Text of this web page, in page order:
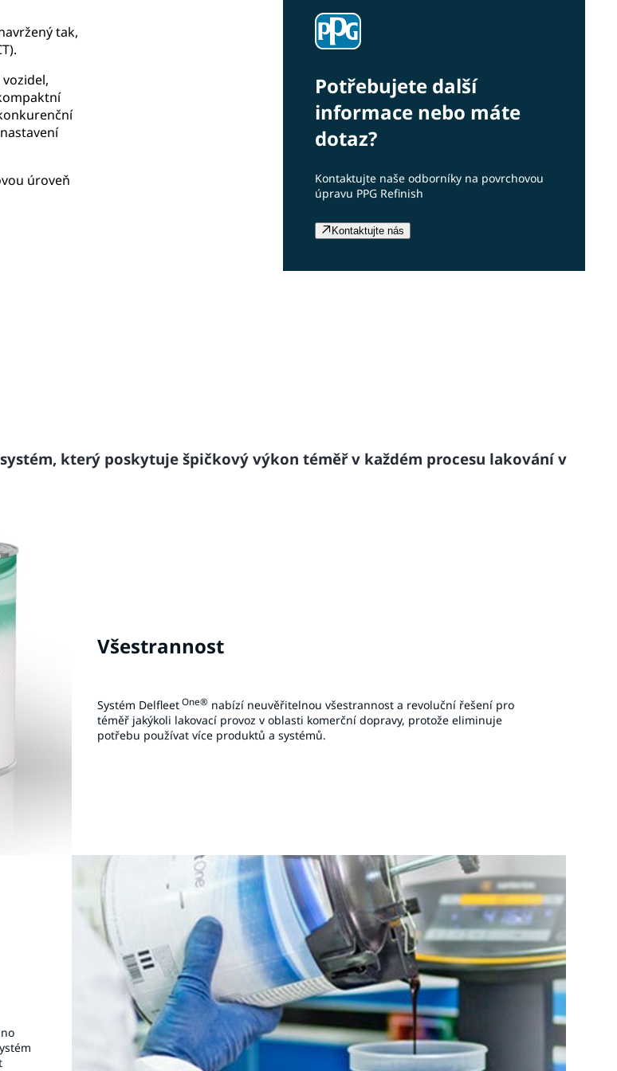
tak,
úroveň
Potřebujete další
informace nebo máte
dotaz?
Kontaktujte naše odborníky na povrchovou
úpravu PPG Refinish
Kontaktujte nás
který poskytuje špičkový výkon téměř v každém procesu lakování v
Všestrannost
Systém Delfleet One® nabízí neuvěřitelnou všestrannost a revoluční řešení pro
téměř jakýkoli lakovací provoz v oblasti komerční dopravy, protože eliminuje
potřebu používat více produktů a systémů.